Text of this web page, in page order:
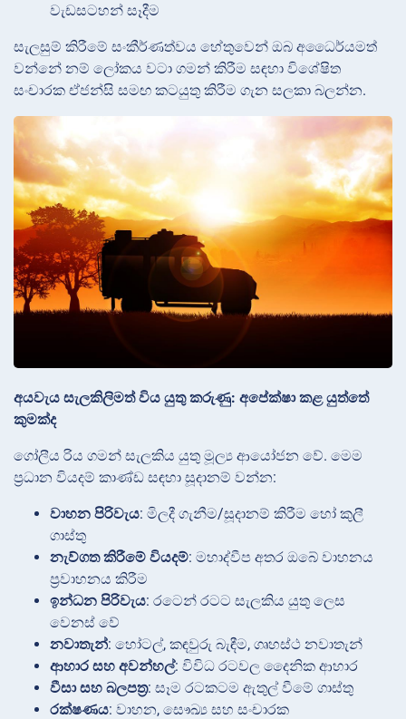
වැඩසටහන් සෑදීම
සැලසුම් කිරීමේ සංකීර්ණත්වය හේතුවෙන් ඔබ අධෛර්යමත්
වන්නේ නම් ලෝකය වටා ගමන් කිරීම සඳහා විශේෂිත
සංචාරක ඒජන්සි සමඟ කටයුතු කිරීම ගැන සලකා බලන්න.
අයවැය සැලකිලිමත් විය යුතු කරුණු: අපේක්ෂා කළ යුත්තේ
කුමක්ද
ගෝලීය රිය ගමන් සැලකිය යුතු මූල්‍ය ආයෝජන වේ. මෙම
ප්‍රධාන වියදම් කාණ්ඩ සඳහා සූදානම් වන්න:
වාහන පිරිවැය: මිලදී ගැනීම/සූදානම් කිරීම හෝ කුලී
ගාස්තු
නැව්ගත කිරීමේ වියදම්: මහාද්වීප අතර ඔබේ වාහනය
ප්‍රවාහනය කිරීම
ඉන්ධන පිරිවැය: රටෙන් රටට සැලකිය යුතු ලෙස
වෙනස් වේ
නවාතැන්: හෝටල්, කඳවුරු බැඳීම, ගෘහස්ථ නවාතැන්
ආහාර සහ අවන්හල්: විවිධ රටවල දෛනික ආහාර
වීසා සහ බලපත්‍ර: සෑම රටකටම ඇතුල් වීමේ ගාස්තු
රක්ෂණය: වාහන, සෞඛ්‍ය සහ සංචාරක